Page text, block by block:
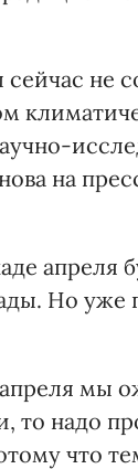
не
на
апреля
Но уже
апреля мы
то надо
что